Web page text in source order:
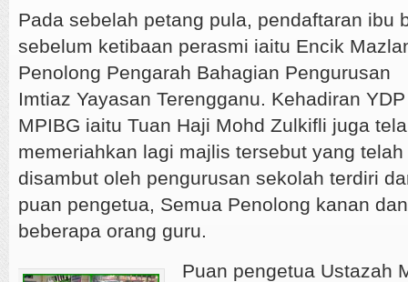
Pada sebelah petang pula, pendaftaran ibu
sebelum ketibaan perasmi iaitu Encik
Penolong Pengarah Bahagian Pengurusan
Imtiaz Yayasan Terengganu. Kehadiran YDP
MPIBG iaitu Tuan Haji Mohd Zulkifli juga
memeriahkan lagi majlis tersebut yang telah
disambut oleh pengurusan sekolah terdiri
puan pengetua, Semua Penolong kanan dan
beberapa orang guru.
Puan pengetua Ustazah